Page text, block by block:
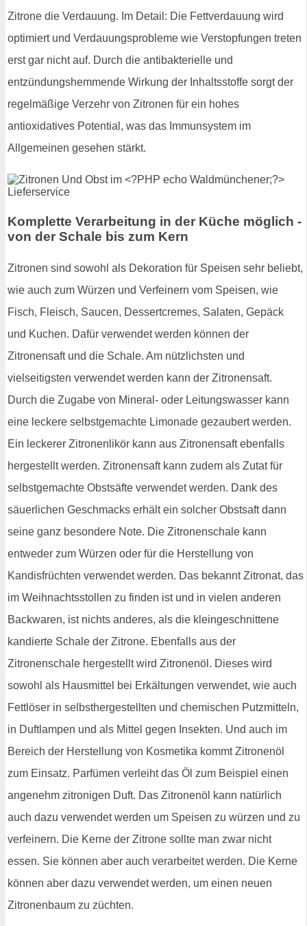
Zitrone die Verdauung. Im Detail: Die Fettverdauung wird
optimiert und Verdauungsprobleme wie Verstopfungen treten
erst gar nicht auf. Durch die antibakterielle und
entzündungshemmende Wirkung der Inhaltsstoffe sorgt der
regelmäßige Verzehr von Zitronen für ein hohes
antioxidatives Potential, was das Immunsystem im
Allgemeinen gesehen stärkt.
Komplette Verarbeitung in der Küche möglich -
von der Schale bis zum Kern
Zitronen sind sowohl als Dekoration für Speisen sehr beliebt,
wie auch zum Würzen und Verfeinern vom Speisen, wie
Fisch, Fleisch, Saucen, Dessertcremes, Salaten, Gepäck
und Kuchen. Dafür verwendet werden können der
Zitronensaft und die Schale. Am nützlichsten und
vielseitigsten verwendet werden kann der Zitronensaft.
Durch die Zugabe von Mineral- oder Leitungswasser kann
eine leckere selbstgemachte Limonade gezaubert werden.
Ein leckerer Zitronenlikör kann aus Zitronensaft ebenfalls
hergestellt werden. Zitronensaft kann zudem als Zutat für
selbstgemachte Obstsäfte verwendet werden. Dank des
säuerlichen Geschmacks erhält ein solcher Obstsaft dann
seine ganz besondere Note. Die Zitronenschale kann
entweder zum Würzen oder für die Herstellung von
Kandisfrüchten verwendet werden. Das bekannt Zitronat, das
im Weihnachtsstollen zu finden ist und in vielen anderen
Backwaren, ist nichts anderes, als die kleingeschnittene
kandierte Schale der Zitrone. Ebenfalls aus der
Zitronenschale hergestellt wird Zitronenöl. Dieses wird
sowohl als Hausmittel bei Erkältungen verwendet, wie auch
Fettlöser in selbsthergestellten und chemischen Putzmitteln,
in Duftlampen und als Mittel gegen Insekten. Und auch im
Bereich der Herstellung von Kosmetika kommt Zitronenöl
zum Einsatz. Parfümen verleiht das Öl zum Beispiel einen
angenehm zitronigen Duft. Das Zitronenöl kann natürlich
auch dazu verwendet werden um Speisen zu würzen und zu
verfeinern. Die Kerne der Zitrone sollte man zwar nicht
essen. Sie können aber auch verarbeitet werden. Die Kerne
können aber dazu verwendet werden, um einen neuen
Zitronenbaum zu züchten.